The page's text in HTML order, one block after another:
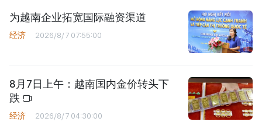
为越南企业拓宽国际融资渠道
经济 2026/8/7 07:55:00
8月7日上午：越南国内金价转头下
跌
经济 2026/8/7 04:30:00